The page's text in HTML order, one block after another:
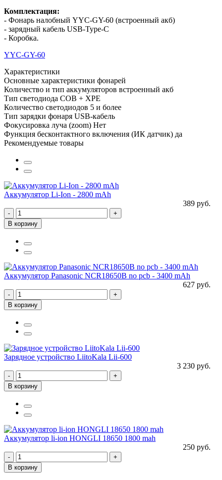
Комплектация:
- Фонарь налобный YYC-GY-60 (встроенный акб)
- зарядный кабель USB-Type-C
- Коробка.
YYC-GY-60
Характеристики
Основные характеристики фонарей
Количество и тип аккумуляторов встроенный акб
Тип светодиода COB + XPE
Количество светодиодов 5 и более
Тип зарядки фонаря USB-кабель
Фокусировка луча (zoom) Нет
Функция бесконтактного включения (ИК датчик) да
Рекомендуемые товары
Аккумулятор Li-Ion - 2800 mAh
389 руб.
-
+
В корзину
Аккумулятор Panasonic NCR18650B no pcb - 3400 mAh
627 руб.
-
+
В корзину
Зарядное устройство LiitoKala Lii-600
3 230 руб.
-
+
В корзину
Аккумулятор li-ion HONGLI 18650 1800 mah
250 руб.
-
+
В корзину